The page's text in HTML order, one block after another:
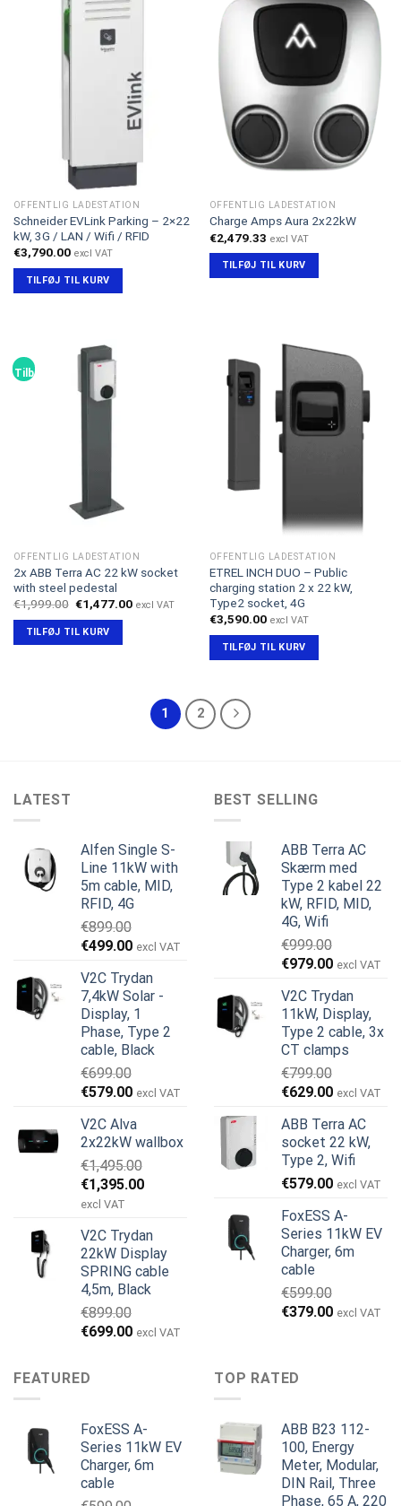
OFFENTLIG LADESTATION
Schneider EVLink Parking – 2×22
kW, 3G / LAN / Wifi / RFID
€3,790.00 excl VAT
TILFØJ TIL KURV
OFFENTLIG LADESTATION
Charge Amps Aura 2x22kW
€2,479.33 excl VAT
TILFØJ TIL KURV
Tilbud!
OFFENTLIG LADESTATION
2x ABB Terra AC 22 kW socket
with steel pedestal
€1,999.00 Den
oprindelige
pris
var:
€1,999.00.
€1,477.00Den
excl VAT
TILFØJ TIL KURV
OFFENTLIG LADESTATION
ETREL INCH DUO – Public
charging station 2 x 22 kW,
Type2 socket, 4G
€3,590.00 excl VAT
TILFØJ TIL KURV
1 2
LATEST
Alfen Single S-
Line 11kW with
5m cable, MID,
RFID, 4G
€899.00
Den
pris
var:
€899.00.
€499.00Den
pris
er:
€499.00.
excl VAT
V2C Trydan
7,4kW Solar -
Display, 1
Phase, Type 2
cable, Black
€699.00
Den
pris
var:
€699.00.
€579.00Den
pris
er:
€579.00.
excl VAT
V2C Alva
2x22kW wallbox
€1,495.00
Den
oprindelige
var:
€1,495.00.
€1,395.00Den
er:
€1,395.00.
excl VAT
V2C Trydan
22kW Display
SPRING cable
4,5m, Black
€899.00
Den
pris
var:
€699.00Den
excl VAT
BEST SELLING
ABB Terra AC
Skærm med
Type 2 kabel 22
kW, RFID, MID,
4G, Wifi
€999.00
Den
pris
var:
€999.00.
€979.00Den
pris
er:
€979.00.
excl VAT
V2C Trydan
11kW, Display,
Type 2 cable, 3x
CT clamps
€799.00
Den
pris
var:
€799.00.
€629.00Den
pris
er:
€629.00.
excl VAT
ABB Terra AC
socket 22 kW,
Type 2, Wifi
€579.00 excl VAT
FoxESS A-
Series 11kW EV
Charger, 6m
cable
€599.00
Den
€599.00.
€379.00Den
excl VAT
FEATURED
FoxESS A-
Series 11kW EV
Charger, 6m
cable
TOP RATED
ABB B23 112-
100, Energy
Meter, Modular,
DIN Rail, Three
Phase, 65 A, 220